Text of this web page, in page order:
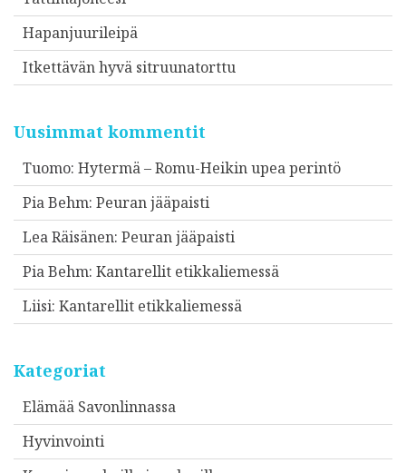
Hapanjuurileipä
Itkettävän hyvä sitruunatorttu
Uusimmat kommentit
Tuomo: Hytermä – Romu-Heikin upea perintö
Pia Behm: Peuran jääpaisti
Lea Räisänen: Peuran jääpaisti
Pia Behm: Kantarellit etikkaliemessä
Liisi: Kantarellit etikkaliemessä
Kategoriat
Elämää Savonlinnassa
Hyvinvointi